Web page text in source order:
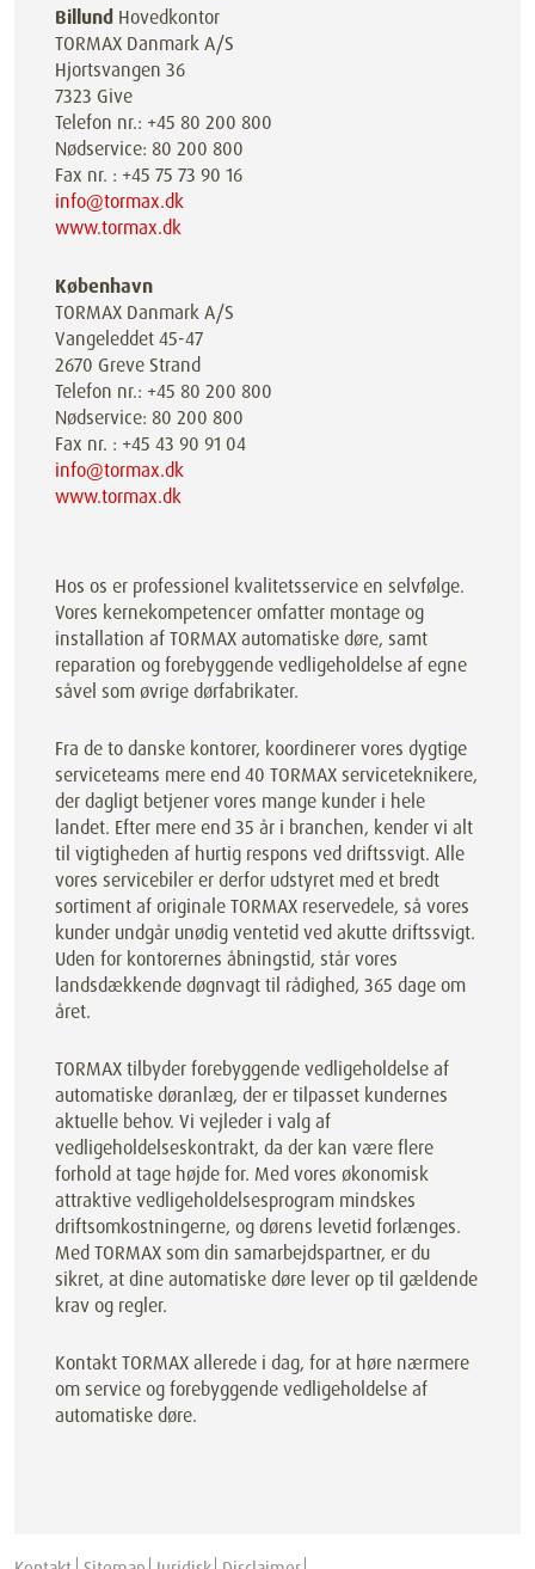
Billund Hovedkontor
TORMAX Danmark A/S
Hjortsvangen 36
7323 Give
Telefon nr.: +45 80 200 800
Nødservice: 80 200 800
Fax nr. : +45 75 73 90 16
info@tormax.dk
www.tormax.dk
København
TORMAX Danmark A/S
Vangeleddet 45-47
2670 Greve Strand
Telefon nr.: +45 80 200 800
Nødservice: 80 200 800
Fax nr. : +45 43 90 91 04
info@tormax.dk
www.tormax.dk
Hos os er professionel kvalitetsservice en selvfølge.
Vores kernekompetencer omfatter montage og
installation af TORMAX automatiske døre, samt
reparation og forebyggende vedligeholdelse af egne
såvel som øvrige dørfabrikater.
Fra de to danske kontorer, koordinerer vores dygtige
serviceteams mere end 40 TORMAX serviceteknikere,
der dagligt betjener vores mange kunder i hele
landet. Efter mere end 35 år i branchen, kender vi alt
til vigtigheden af hurtig respons ved driftssvigt. Alle
vores servicebiler er derfor udstyret med et bredt
sortiment af originale TORMAX reservedele, så vores
kunder undgår unødig ventetid ved akutte driftssvigt.
Uden for kontorernes åbningstid, står vores
landsdækkende døgnvagt til rådighed, 365 dage om
året.
TORMAX tilbyder forebyggende vedligeholdelse af
automatiske døranlæg, der er tilpasset kundernes
aktuelle behov. Vi vejleder i valg af
vedligeholdelseskontrakt, da der kan være flere
forhold at tage højde for. Med vores økonomisk
attraktive vedligeholdelsesprogram mindskes
driftsomkostningerne, og dørens levetid forlænges.
Med TORMAX som din samarbejdspartner, er du
sikret, at dine automatiske døre lever op til gældende
krav og regler.
Kontakt TORMAX allerede i dag, for at høre nærmere
om service og forebyggende vedligeholdelse af
automatiske døre.